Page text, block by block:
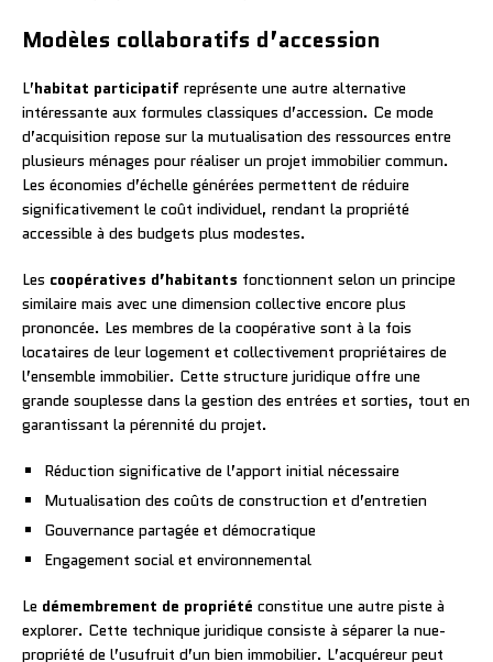
Modèles collaboratifs d’accession
L’habitat participatif représente une autre alternative
intéressante aux formules classiques d’accession. Ce mode
d’acquisition repose sur la mutualisation des ressources entre
plusieurs ménages pour réaliser un projet immobilier commun.
Les économies d’échelle générées permettent de réduire
significativement le coût individuel, rendant la propriété
accessible à des budgets plus modestes.
Les coopératives d’habitants fonctionnent selon un principe
similaire mais avec une dimension collective encore plus
prononcée. Les membres de la coopérative sont à la fois
locataires de leur logement et collectivement propriétaires de
l’ensemble immobilier. Cette structure juridique offre une
grande souplesse dans la gestion des entrées et sorties, tout en
garantissant la pérennité du projet.
Réduction significative de l’apport initial nécessaire
Mutualisation des coûts de construction et d’entretien
Gouvernance partagée et démocratique
Engagement social et environnemental
Le démembrement de propriété constitue une autre piste à
explorer. Cette technique juridique consiste à séparer la nue-
propriété de l’usufruit d’un bien immobilier. L’acquéreur peut